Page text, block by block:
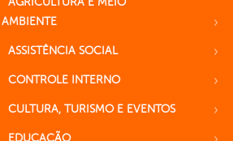
AMBIENTE
ASSISTÊNCIA SOCIAL
CONTROLE INTERNO
CULTURA, TURISMO E EVENTOS
EDUCAÇÃO